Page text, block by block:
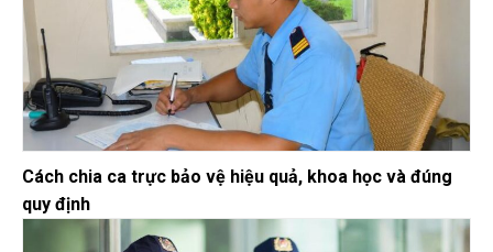
Cách chia ca trực bảo vệ hiệu quả, khoa học và đúng
quy định